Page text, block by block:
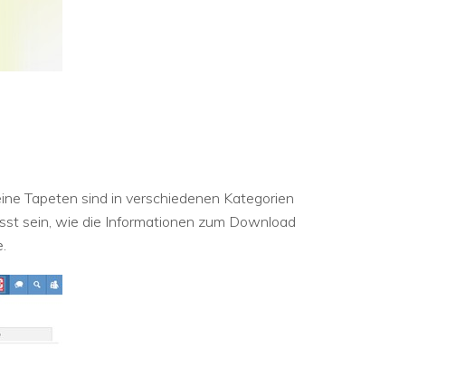
Tapeten sind in verschiedenen Kategorien
sein, wie die Informationen zum Download